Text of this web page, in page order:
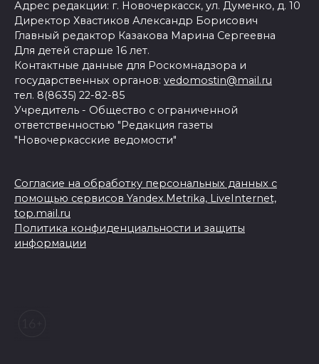
Адрес редакции: г. Новочеркасск, ул. Думенко, д. 10
Директор Хвастиков Александр Борисович
Главный редактор Казакова Марина Сергеевна
Для детей старше 16 лет.
Контактные данные для Роскомнадзора и
государственных органов: vedomostin@mail.ru
тел. 8(8635) 22-82-85
Учредитель - Общество с ограниченной
ответственностью "Редакция газеты
"Новочеркасские ведомости"
Согласие на обработку персональных данных с
помощью сервисов Yandex.Metrika, LiveInternet,
top.mail.ru
Политика конфиденциальности и защиты
информации